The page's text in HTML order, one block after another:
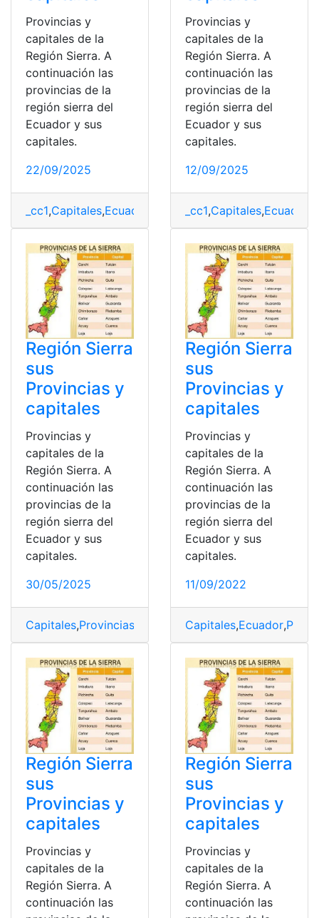
Provincias y
capitales de la
Región Sierra. A
continuación las
provincias de la
región sierra del
Ecuador y sus
capitales.
22/09/2025
_cc1,Capitales,Ecuador. Provincias,Quito,top2
Provincias y
capitales de la
Región Sierra. A
continuación las
provincias de la
región sierra del
Ecuador y sus
capitales.
12/09/2025
_cc1,Capitales,Ecuador.
Región Sierra
sus
Provincias y
capitales
Provincias y
capitales de la
Región Sierra. A
continuación las
provincias de la
región sierra del
Ecuador y sus
capitales.
30/05/2025
Capitales,Provincias Provincias y capitales,Región
Región Sierra
sus
Provincias y
capitales
Provincias y
capitales de la
Región Sierra. A
continuación las
provincias de la
región sierra del
Ecuador y sus
capitales.
11/09/2022
Capitales,Ecuador,
Región Sierra
sus
Provincias y
capitales
Provincias y
capitales de la
Región Sierra. A
continuación las
Región Sierra
sus
Provincias y
capitales
Provincias y
capitales de la
Región Sierra. A
continuación las